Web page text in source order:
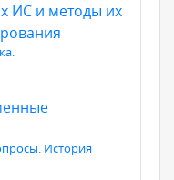
ИС и методы их
История